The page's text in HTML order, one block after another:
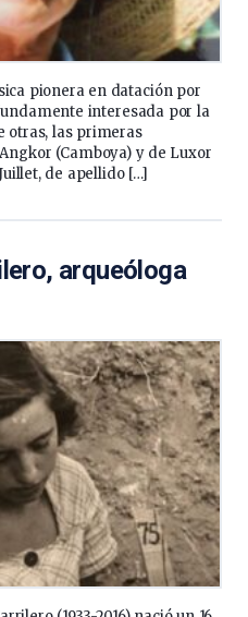
pionera en datación por
interesada por la
otras, las primeras
(Camboya) y de Luxor
de apellido […]
arqueóloga